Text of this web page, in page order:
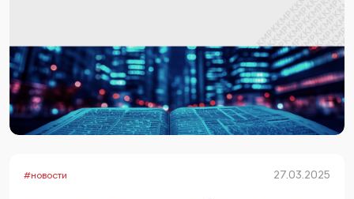
#новости 27.03.2025